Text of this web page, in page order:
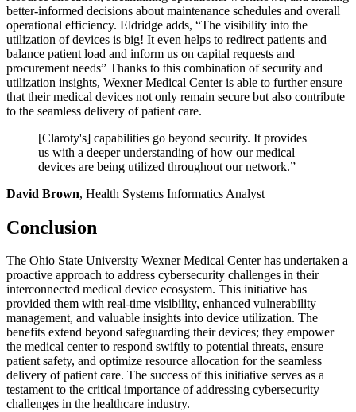
better-informed decisions about maintenance schedules and overall
operational efficiency. Eldridge adds, “The visibility into the
utilization of devices is big! It even helps to redirect patients and
balance patient load and inform us on capital requests and
procurement needs” Thanks to this combination of security and
utilization insights, Wexner Medical Center is able to further ensure
that their medical devices not only remain secure but also contribute
to the seamless delivery of patient care.
[Claroty's] capabilities go beyond security. It provides
us with a deeper understanding of how our medical
devices are being utilized throughout our network.”
David Brown, Health Systems Informatics Analyst
Conclusion
The Ohio State University Wexner Medical Center has undertaken a
proactive approach to address cybersecurity challenges in their
interconnected medical device ecosystem. This initiative has
provided them with real-time visibility, enhanced vulnerability
management, and valuable insights into device utilization. The
benefits extend beyond safeguarding their devices; they empower
the medical center to respond swiftly to potential threats, ensure
patient safety, and optimize resource allocation for the seamless
delivery of patient care. The success of this initiative serves as a
testament to the critical importance of addressing cybersecurity
challenges in the healthcare industry.